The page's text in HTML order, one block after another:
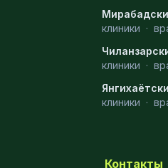
клиники ·
клиники ·
клиники ·
Контакты